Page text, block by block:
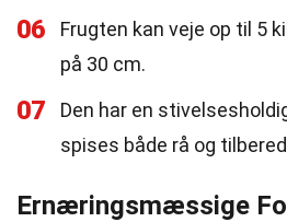
06
Frugten kan veje op til 5
på 30 cm.
07
Den har en
spises både rå og
Ernæringsmæssige